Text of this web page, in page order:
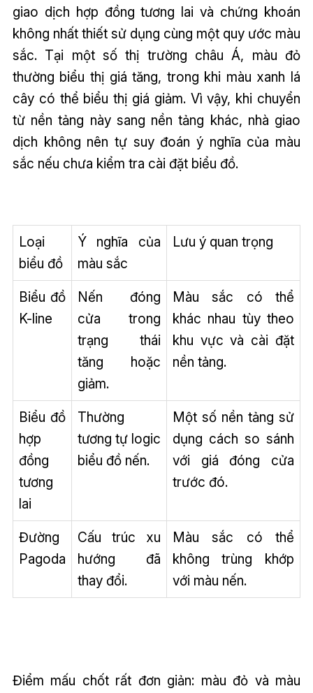
giao dịch hợp đồng tương lai và chứng khoán
không nhất thiết sử dụng cùng một quy ước màu
sắc. Tại một số thị trường châu Á, màu đỏ
thường biểu thị giá tăng, trong khi màu xanh lá
cây có thể biểu thị giá giảm. Vì vậy, khi chuyển
từ nền tảng này sang nền tảng khác, nhà giao
dịch không nên tự suy đoán ý nghĩa của màu
sắc nếu chưa kiểm tra cài đặt biểu đồ.
Loại
biểu đồ
Ý nghĩa của
màu sắc
Lưu ý quan trọng
Biểu đồ
K-line
Nến đóng
cửa trong
trạng thái
tăng hoặc
giảm.
Màu sắc có thể
khác nhau tùy theo
khu vực và cài đặt
nền tảng.
Biểu đồ
hợp
đồng
tương
lai
Thường
tương tự logic
biểu đồ nến.
Một số nền tảng sử
dụng cách so sánh
với giá đóng cửa
trước đó.
Đường
Pagoda
Cấu trúc xu
hướng đã
thay đổi.
Màu sắc có thể
không trùng khớp
với màu nến.
Điểm mấu chốt rất đơn giản: màu đỏ và màu